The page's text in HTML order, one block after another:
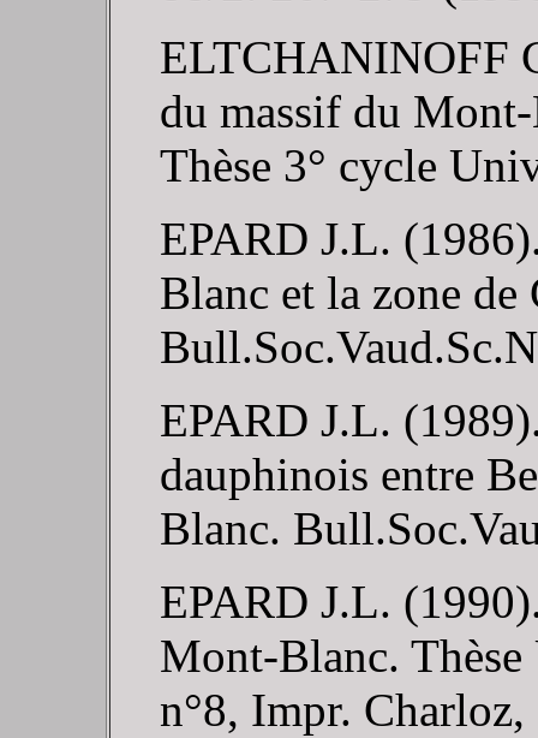
ELTCHANINOFF
du massif du
Thèse 3° cycle
EPARD J.L.
Blanc et la zone
EPARD J.L.
dauphinois entre
Blanc.
EPARD J.L.
Mont-Blanc.
n°8, Impr. Charloz,